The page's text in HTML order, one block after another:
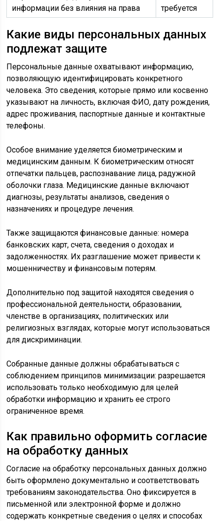
информации без влияния на права
требуется
Какие виды персональных данных
подлежат защите
Персональные данные охватывают информацию,
позволяющую идентифицировать конкретного
человека. Это сведения, которые прямо или косвенно
указывают на личность, включая ФИО, дату рождения,
адрес проживания, паспортные данные и контактные
телефоны.
Особое внимание уделяется биометрическим и
медицинским данным. К биометрическим относят
отпечатки пальцев, распознавание лица, радужной
оболочки глаза. Медицинские данные включают
диагнозы, результаты анализов, сведения о
назначениях и процедуре лечения.
Также защищаются финансовые данные: номера
банковских карт, счета, сведения о доходах и
задолженностях. Их разглашение может привести к
мошенничеству и финансовым потерям.
Дополнительно под защитой находятся сведения о
профессиональной деятельности, образовании,
членстве в организациях, политических или
религиозных взглядах, которые могут использоваться
для дискриминации.
Собранные данные должны обрабатываться с
соблюдением принципов минимизации: разрешается
использовать только необходимую для целей
обработки информацию и хранить ее строго
ограниченное время.
Как правильно оформить согласие
на обработку данных
Согласие на обработку персональных данных должно
быть оформлено документально и соответствовать
требованиям законодательства. Оно фиксируется в
письменной или электронной форме и должно
содержать конкретные сведения о целях и способах